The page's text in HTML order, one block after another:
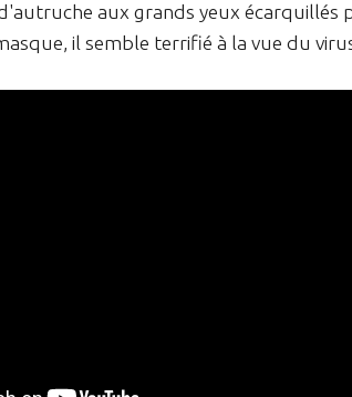
aux grands yeux écarquillés
il semble terrifié à la vue du